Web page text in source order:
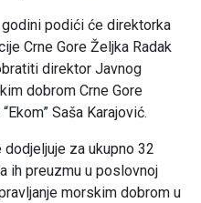
podići će direktorka
Crne Gore Željka Radak
direktor Javnog
dobrom Crne Gore
Saša Karajović.
za ukupno 32
ih preuzmu u poslovnoj
morskim dobrom u